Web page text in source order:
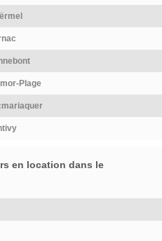
salle d'eau avec douche,
logement sur place, offrant un
confort idéal pour les
pour un restaurant
gastronomique ou un projet
parfaite […] Voir l’annonce
local convient parfaitement à
professions libérales ou
services. Configuration idéale
plusieurs espaces distincts
Disponible début mars 2026
100euros […] Voir l’annonce
Plage
en location dans le